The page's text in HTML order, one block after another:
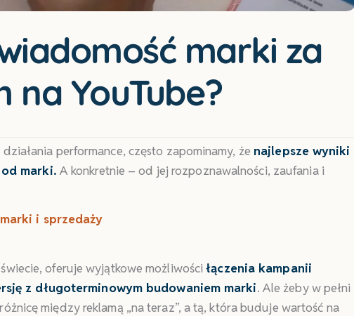
marki za
YouTube?
performance, często zapominamy, że najlepsze wyniki
marki. A konkretnie – od jej rozpoznawalności, zaufania i
i sprzedaży
oferuje wyjątkowe możliwościłączenia kampanii
z długoterminowym budowaniem marki. Ale żeby w pełni
między reklamą „na teraz”, a tą, która buduje wartość na